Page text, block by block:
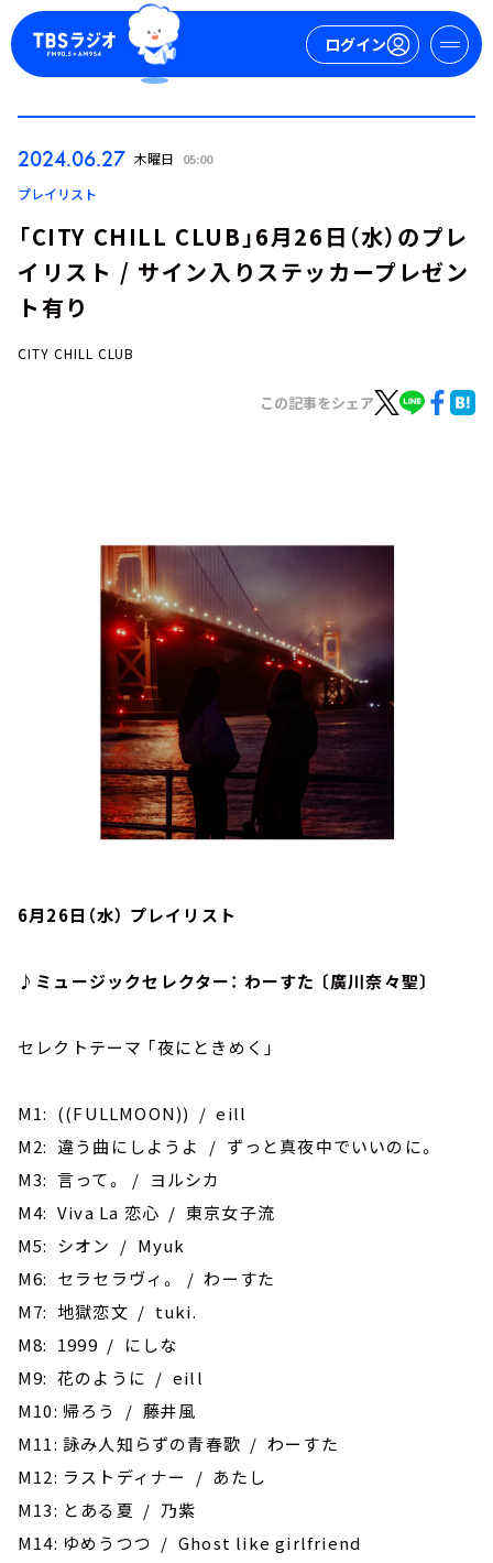
ログイン
YouTube
会社情報
2024.06.27 木曜日 05:00
プレイリスト
「CITY CHILL CLUB」6月26日（水）のプレ
イリスト / サイン入りステッカープレゼン
ト有り
CITY CHILL CLUB
この記事をシェア
6月26日（水） プレイリスト
♪ミュージックセレクター： わーすた 〔廣川奈々聖〕
セレクトテーマ ｢夜にときめく｣
M1: ((FULLMOON)) / eill
M2: 違う曲にしようよ / ずっと真夜中でいいのに。
M3: 言って。 / ヨルシカ
M4: Viva La 恋心 / 東京女子流
M5: シオン / Myuk
M6: セラセラヴィ。 / わーすた
M7: 地獄恋文 / tuki.
M8: 1999 / にしな
M9: 花のように / eill
M10: 帰ろう / 藤井風
M11: ‎詠み人知らずの青春歌 / わーすた
M12: ラストディナー / あたし
M13: ‎とある夏 / 乃紫
M14: ゆめうつつ / Ghost like girlfriend